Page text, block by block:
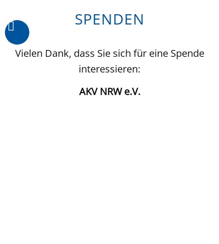
SPENDEN
Vielen Dank, dass Sie sich für eine Spende
interessieren:
AKV NRW e.V.